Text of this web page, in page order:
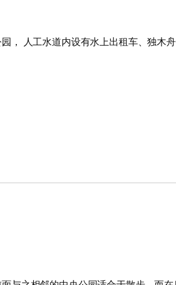
， 人工水道内设有水上出租车、独木